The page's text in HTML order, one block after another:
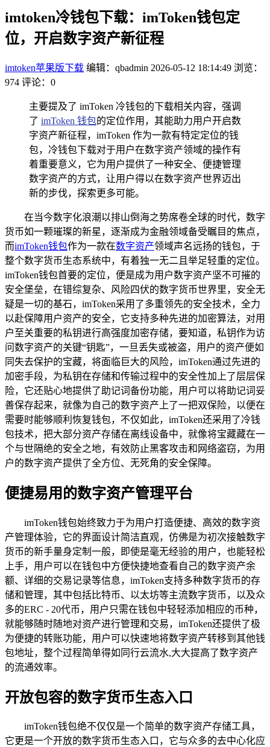
imtoken冷钱包下载：imToken钱包定
位，开启数字资产新征程
imtoken苹果版下载 编辑：qbadmin 2026-05-12 18:14:49 浏览：
974 评论：0
主要提及了 imToken 冷钱包的下载相关内容，强调
了 imToken 钱包的定位作用，其能助力用户开启数
字资产新征程，imToken 作为一款有特定定位的钱
包，冷钱包下载对于用户在数字资产领域的操作有
着重要意义，它为用户提供了一种安全、便捷管理
数字资产的方式，让用户得以在数字资产世界迈出
新的步伐，探索更多可能。
在当今数字化浪潮以排山倒海之势席卷全球的时代，数字
货币如一颗璀璨的新星，逐渐成为金融领域备受瞩目的焦点，
而imToken钱包作为一款在数字资产领域声名远扬的钱包，于
整个数字货币生态系统中，有着独一无二且举足轻重的定位。
imToken钱包首要的定位，便是成为用户数字资产坚不可摧的
安全堡垒，在错综复杂、风险四伏的数字货币世界里，安全无
疑是一切的基石，imToken采用了多重领先的安全技术，全力
以赴保障用户资产的安全，它支持多种先进的加密算法，对用
户至关重要的私钥进行高强度加密存储，要知道，私钥作为访
问数字资产的关键“钥匙”，一旦丢失或被盗，用户的资产便如
同失去保护的宝藏，将面临巨大的风险，imToken通过先进的
加密手段，为私钥在存储和传输过程中的安全性加上了层层保
险，它还贴心地提供了助记词备份功能，用户可以将助记词妥
善保存起来，就像为自己的数字资产上了一把双保险，以便在
需要时能够顺利恢复钱包，不仅如此，imToken还采用了冷钱
包技术，把大部分资产存储在离线设备中，就像将宝藏藏在一
个与世隔绝的安全之地，有效防止黑客攻击和网络盗窃，为用
户的数字资产提供了全方位、无死角的安全保障。
便捷易用的数字资产管理平台
imToken钱包始终致力于为用户打造便捷、高效的数字资
产管理体验，它的界面设计简洁直观，仿佛是为初次接触数字
货币的新手量身定制一般，即使是毫无经验的用户，也能轻松
上手，用户可以在钱包中方便快捷地查看自己的数字资产余
额、详细的交易记录等信息，imToken支持多种数字货币的存
储和管理，其中包括比特币、以太坊等主流数字货币，以及众
多的ERC - 20代币，用户只需在钱包中轻轻添加相应的币种，
就能够随时随地对资产进行管理和交易，imToken还提供了极
为便捷的转账功能，用户可以快速地将数字资产转移到其他钱
包地址，整个过程简单得如同行云流水,大大提高了数字资产
的流通效率。
开放包容的数字货币生态入口
imToken钱包绝不仅仅是一个简单的数字资产存储工具，
它更是一个开放的数字货币生态入口，它与众多的去中心化应